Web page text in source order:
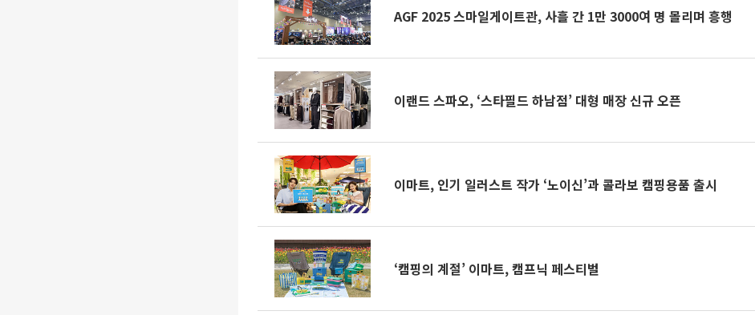
AGF 2025 스마일게이트관, 사흘 간 1만 3000여 명 몰리며 흥행
이랜드 스파오, ‘스타필드 하남점’ 대형 매장 신규 오픈
이마트, 인기 일러스트 작가 ‘노이신’과 콜라보 캠핑용품 출시
‘캠핑의 계절’ 이마트, 캠프닉 페스티벌